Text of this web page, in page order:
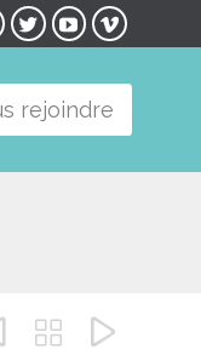
  
rejoindre
 